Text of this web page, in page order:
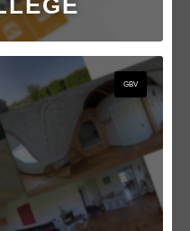
GBV